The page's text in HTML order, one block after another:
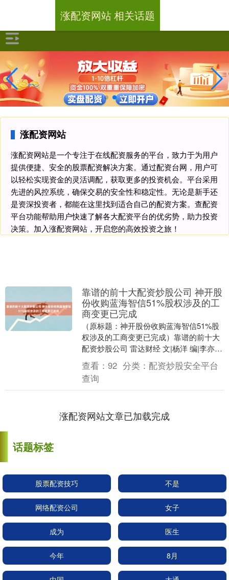
涨配资网站
涨配资网站是一个专注于在线配资服务的平台，致力于为用户
提供便捷、安全的股票配资解决方案。通过配资台网，用户可
以轻松实现资金的灵活调配，获取更多的投资机会。平台采用
先进的风控系统，确保交易的安全性和稳定性。无论是新手还
是资深投资者，都能在这里找到适合自己的配资方案。查配资
平台功能帮助用户快速了解各大配资平台的优劣势，助力投资
决策。加入涨配资网站，开启您的高效投资之旅！
涨配资网站 相关话题
靠谱的前十大配资炒股公司 神开股
份收购蓝海智信51%股权涉及的工
商变更已完成
（原标题：神开股份收购蓝海智信51%股
权涉及的工商变更已完成）靠谱的前十大
配资炒股公司 雷达财经 文|杨洋 编|李亦辉
9月1日，神开股份(002278)公告，....
查看： 92 分类： 配资炒股安全平台
查询
涨配资网站文章已加载完成
话题标签
股票配资技巧 不是
网络配资公司 女子
成为 医生
今年 8月